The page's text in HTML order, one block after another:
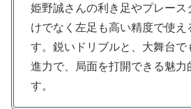
姫野誠さんの利き足やプレース
けでなく左足も高い精度で使え
す。鋭いドリブルと、大舞台で
進力で、局面を打開できる魅力
す。